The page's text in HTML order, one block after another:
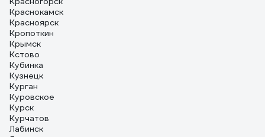
Краснокамск
Красноярск
Кропоткин
Крымск
Кстово
Кубинка
Кузнецк
Курган
Куровское
Курск
Курчатов
Лабинск